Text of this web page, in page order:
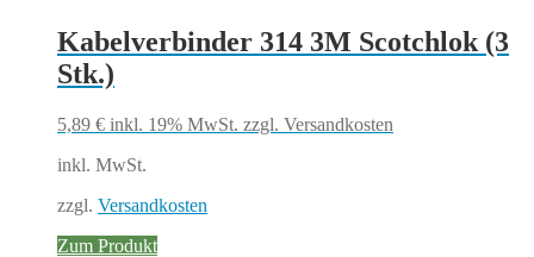
Kabelverbinder 314 3M Scotchlok (3
Stk.)
5,89 € inkl. 19% MwSt. zzgl. Versandkosten
inkl. MwSt.
zzgl. Versandkosten
Zum Produkt